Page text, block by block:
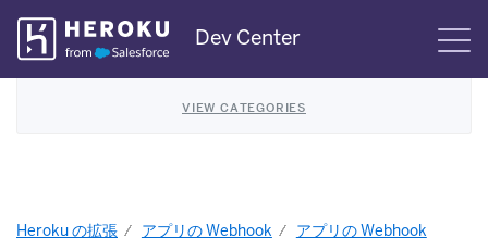
Skip
Navigation
Dev Center
VIEW CATEGORIES
Heroku の拡張 アプリの Webhook アプリの Webhook